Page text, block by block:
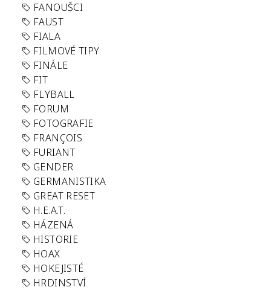
FANOUŠCI
FAUST
FIALA
FILMOVÉ TIPY
FINÁLE
FIT
FLYBALL
FORUM
FOTOGRAFIE
FRANÇOIS
FURIANT
GENDER
GERMANISTIKA
GREAT RESET
H.E.A.T.
HÁZENÁ
HISTORIE
HOAX
HOKEJISTÉ
HRDINSTVÍ